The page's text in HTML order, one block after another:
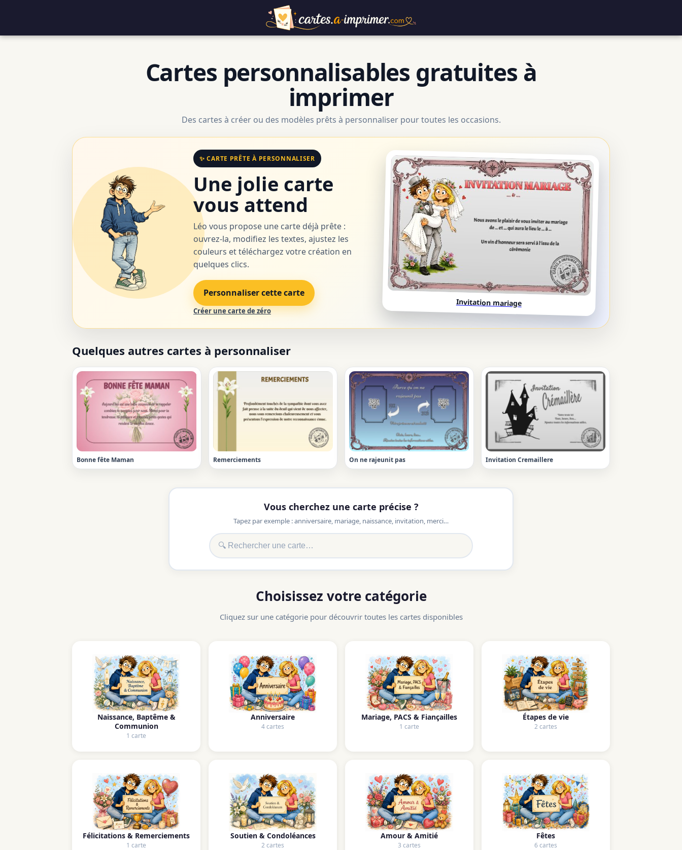
Cartes personnalisables gratuites à
imprimer
Des cartes à créer ou des modèles prêts à personnaliser pour toutes les occasions.
✨ CARTE PRÊTE À PERSONNALISER
Une jolie carte
vous attend
Léo vous propose une carte déjà prête :
ouvrez-la, modifiez les textes, ajustez les
couleurs et téléchargez votre création en
quelques clics.
Personnaliser cette carte
Créer une carte de zéro
Invitation mariage
Quelques autres cartes à personnaliser
Bonne fête Maman Remerciements On ne rajeunit pas Invitation Cremaillere
Vous cherchez une carte précise ?
Tapez par exemple : anniversaire, mariage, naissance, invitation, merci…
Choisissez votre catégorie
Cliquez sur une catégorie pour découvrir toutes les cartes disponibles
Naissance, Baptême &
Communion
1 carte
Anniversaire
4 cartes
Mariage, PACS & Fiançailles
1 carte
Étapes de vie
2 cartes
Félicitations & Remerciements
1 carte
Soutien & Condoléances
2 cartes
Amour & Amitié
3 cartes
Fêtes
6 cartes